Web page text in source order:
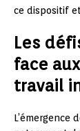
ce dispositif
Les
face
travail